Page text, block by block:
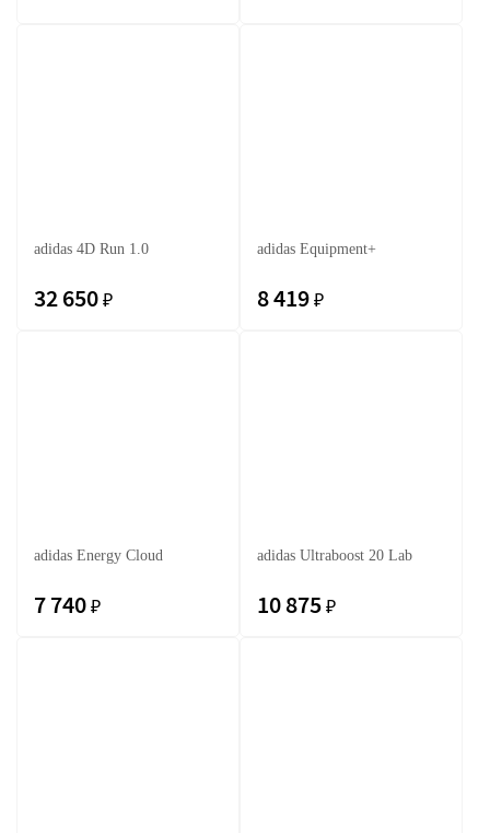
adidas 4D Run 1.0
32 650 ₽
adidas Equipment+
8 419 ₽
adidas Energy Cloud
7 740 ₽
adidas Ultraboost 20 Lab
10 875 ₽